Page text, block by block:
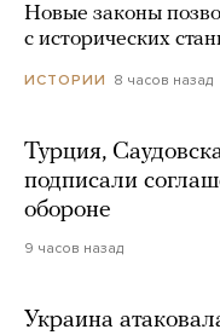
Новые законы
с исторических
ИСТОРИИ 8 часов назад
Турция,
подписали
обороне
9 часов назад
Украина